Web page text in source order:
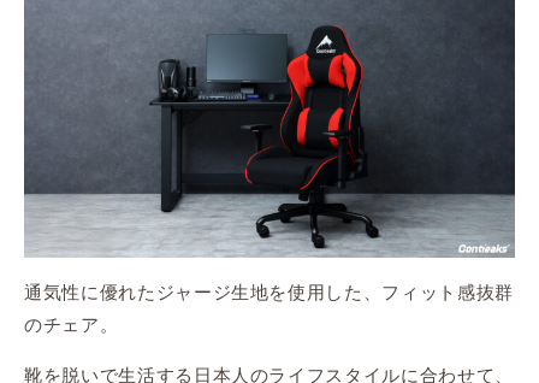
通気性に優れたジャージ生地を使用した、フィット感抜群
のチェア。
靴を脱いで生活する日本人のライフスタイルに合わせて、